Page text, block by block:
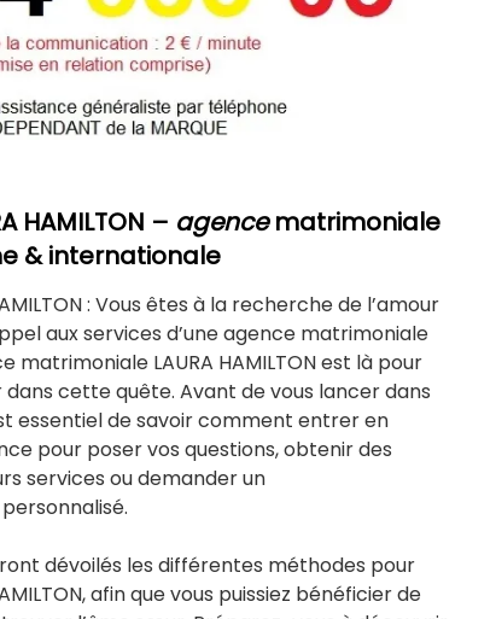
HAMILTON – agencematrimoniale
& internationale
: Vous êtes à la recherche de l’amour
aux services d’une agence matrimoniale
matrimoniale LAURA HAMILTON est là pour
cette quête. Avant de vous lancer dans
essentiel de savoir comment entrer en
pour poser vos questions, obtenir des
services ou demander un
dévoilés les différentes méthodes pour
afin que vous puissiez bénéficier de